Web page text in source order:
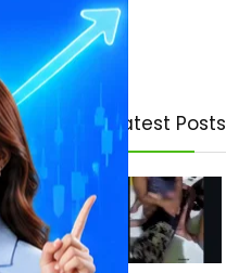
Latest Posts